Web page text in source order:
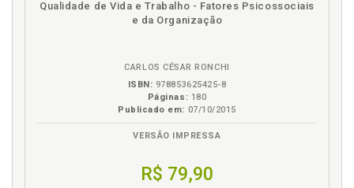
Referências, p. 155
Reuniões. Desperdiçador de tempo 24. Reuniões
Telefone. Desperdiçador de tempo 7. Uso
Tempo. Como administrar bem o tempo?, p. 17
Tempo. Desperdiçador de tempo 1. Falta de
em
eBook
na
Qualidade de Vida e Trabalho - Fatores Psicossociais
e da Organização
CARLOS CÉSAR RONCHI
ISBN: 978853625425-8
Páginas: 180
Publicado em: 07/10/2015
VERSÃO IMPRESSA
R$ 79,90